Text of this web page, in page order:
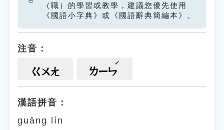
（職）的學習或教學，建議您優先使用
《國語小字典》或《國語辭典簡編本》。
注音：
ㄍㄨㄤ ㄌㄧㄣ
漢語拼音：
guāng lín